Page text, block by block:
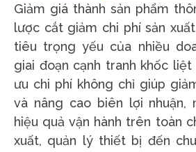
Giảm giá thành sản phẩm
lược cắt giảm chi phí sản
tiêu trọng yếu của nhiều
giai đoạn cạnh tranh khốc liệt
ưu chi phí không chỉ giúp
và nâng cao biên lợi nhuận,
hiệu quả vận hành trên toàn
xuất, quản lý thiết bị đến